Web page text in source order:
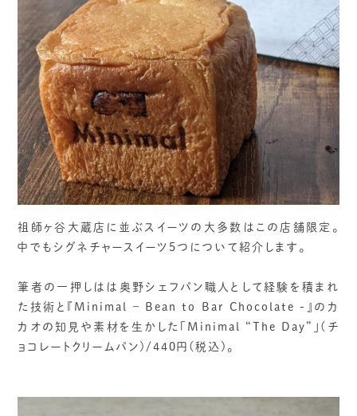
祖師ヶ谷大蔵店に並ぶスイーツの大多数はこの店舗限定。
中でもシグネチャースイーツ5つについて紹介します。
筆者の一押しはは奥野シェフパン職人として経験を積まれ
た技術と『Minimal – Bean to Bar Chocolate -』のカ
カオの知見や素材を生かした「Minimal “The Day”」(チ
ョコレートクリームパン)/440円(税込)。